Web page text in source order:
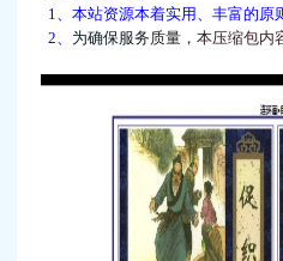
1、本站资源本着实用、丰富的原
2、 为确保服务质量 ， 本压缩包内